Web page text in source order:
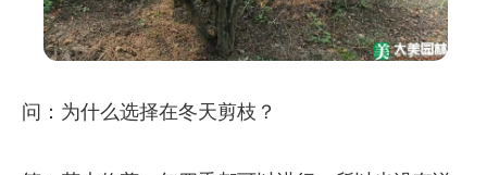
问：为什么选择在冬天剪枝？